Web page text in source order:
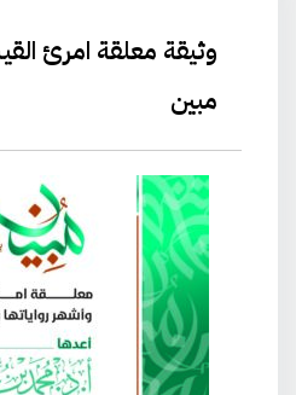
وثيقة معلقة امرئ
مبين